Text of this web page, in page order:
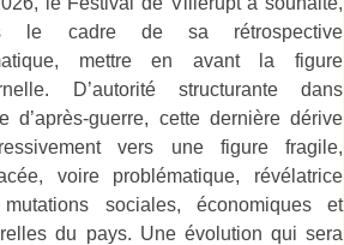
le cadre de sa rétrospective
mettre en avant la figure
D’autorité structurante dans
d’après-guerre, cette dernière dérive
vers une figure fragile,
voire problématique, révélatrice
sociales, économiques et
du pays. Une évolution qui sera